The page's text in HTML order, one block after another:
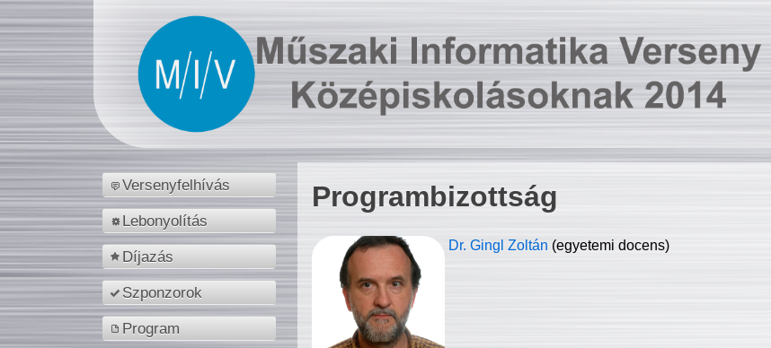
Versenyfelhívás
Lebonyolítás
Díjazás
Szponzorok
Program
Programbizottság
Dr. Gingl Zoltán (egyetemi docens)